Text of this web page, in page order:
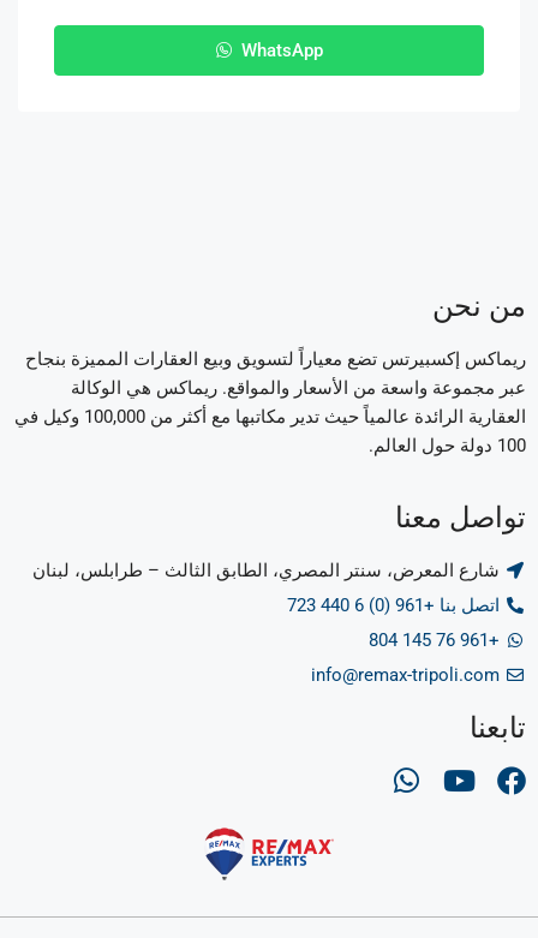
WhatsApp
من نحن
ريماكس إكسبيرتس تضع معياراً لتسويق وبيع العقارات المميزة بنجاح
عبر مجموعة واسعة من الأسعار والمواقع. ريماكس هي الوكالة
العقارية الرائدة عالمياً حيث تدير مكاتبها مع أكثر من 100,000 وكيل في
100 دولة حول العالم.
تواصل معنا
شارع المعرض، سنتر المصري، الطابق الثالث – طرابلس، لبنان
اتصل بنا +961 (0) 6 440 723
+961 76 145 804
info@remax-tripoli.com
تابعنا